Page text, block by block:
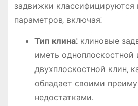
задвижки классифицируются
параметров‚ включая⁚
Тип клина⁚клиновые
иметь одноплоскостной
двухплоскостной клин‚
обладает своими
недостатками․